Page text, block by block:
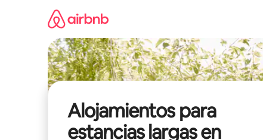
Alojamientos para
estancias largas en